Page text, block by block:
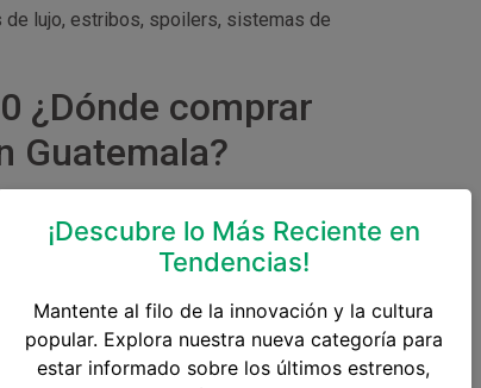
lujo, estribos, spoilers, sistemas de
¿Dónde comprar
Guatemala?
Guatemala, como: Concesionarios
y accesorios originales para tu
que venden. Comercios de
variedad de accesorios y repuestos
la calidad y autenticidad de los
ahora puedes encontrar tiendas en línea
¡Descubre lo Más Reciente en
Tendencias!
Mantente al filo de la innovación y la cultura
popular. Explora nuestra nueva categoría para
estar informado sobre los últimos estrenos,